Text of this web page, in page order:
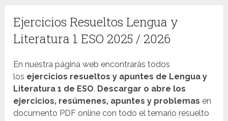
Ejercicios Resueltos Lengua y
Literatura 1 ESO 2025 / 2026
En nuestra página web encontrarás todos
los ejercicios resueltos y apuntes de Lengua y
Literatura 1 de ESO. Descargar o abre los
ejercicios, resúmenes, apuntes y problemas en
documento PDF online con todo el temario resuelto